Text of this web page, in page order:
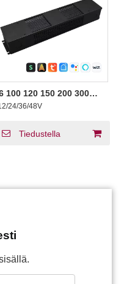
100 120 150 200 300
RGB CW BLE
12VDC 24VDC
24/36/48V
Tiedustella